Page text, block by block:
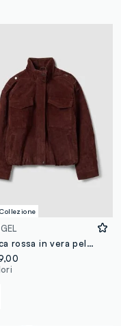
Giacca rossa in vera pelle regular fit